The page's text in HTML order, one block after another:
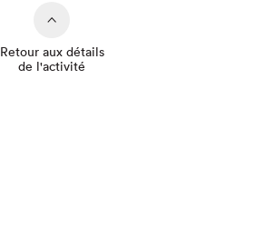
Retour aux détails
de l'activité